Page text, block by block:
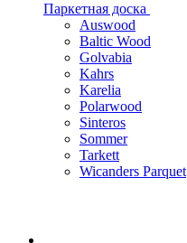
Паркетная доска
Auswood
Baltic Wood
Golvabia
Kahrs
Karelia
Polarwood
Sinteros
Sommer
Tarkett
Wicanders Parquet